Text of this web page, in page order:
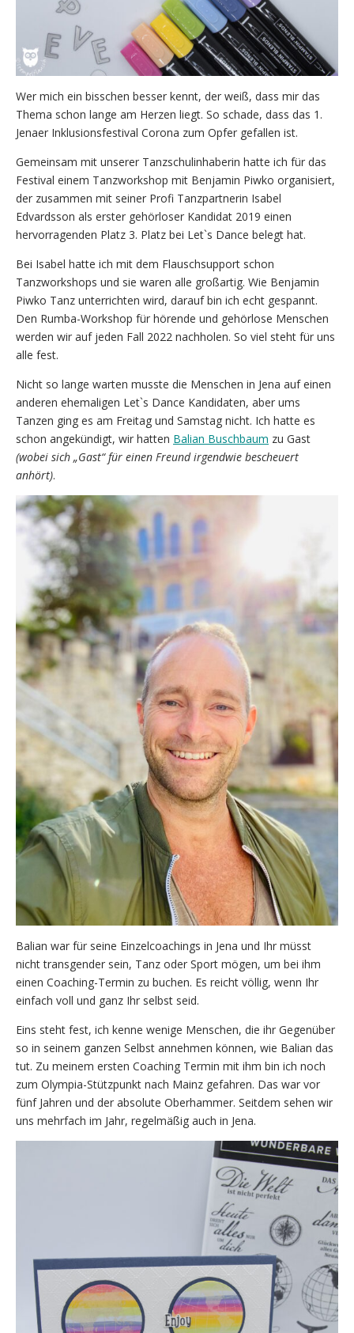
Wer mich ein bisschen besser kennt, der weiß, dass mir das
Thema schon lange am Herzen liegt. So schade, dass das 1.
Jenaer Inklusionsfestival Corona zum Opfer gefallen ist.
Gemeinsam mit unserer Tanzschulinhaberin hatte ich für das
Festival einem Tanzworkshop mit Benjamin Piwko organisiert,
der zusammen mit seiner Profi Tanzpartnerin Isabel
Edvardsson als erster gehörloser Kandidat 2019 einen
hervorragenden Platz 3. Platz bei Let`s Dance belegt hat.
Bei Isabel hatte ich mit dem Flauschsupport schon
Tanzworkshops und sie waren alle großartig. Wie Benjamin
Piwko Tanz unterrichten wird, darauf bin ich echt gespannt.
Den Rumba-Workshop für hörende und gehörlose Menschen
werden wir auf jeden Fall 2022 nachholen. So viel steht für uns
alle fest.
Nicht so lange warten musste die Menschen in Jena auf einen
anderen ehemaligen Let`s Dance Kandidaten, aber ums
Tanzen ging es am Freitag und Samstag nicht. Ich hatte es
schon angekündigt, wir hatten Balian Buschbaum zu Gast
(wobei sich „Gast“ für einen Freund irgendwie bescheuert
anhört).
Balian war für seine Einzelcoachings in Jena und Ihr müsst
nicht transgender sein, Tanz oder Sport mögen, um bei ihm
einen Coaching-Termin zu buchen. Es reicht völlig, wenn Ihr
einfach voll und ganz Ihr selbst seid.
Eins steht fest, ich kenne wenige Menschen, die ihr Gegenüber
so in seinem ganzen Selbst annehmen können, wie Balian das
tut. Zu meinem ersten Coaching Termin mit ihm bin ich noch
zum Olympia-Stützpunkt nach Mainz gefahren. Das war vor
fünf Jahren und der absolute Oberhammer. Seitdem sehen wir
uns mehrfach im Jahr, regelmäßig auch in Jena.